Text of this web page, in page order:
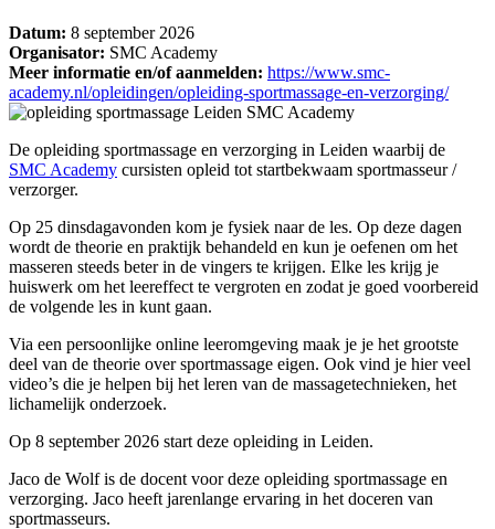
Datum: 8 september 2026
Organisator: SMC Academy
Meer informatie en/of aanmelden: https://www.smc-
academy.nl/opleidingen/opleiding-sportmassage-en-verzorging/
De opleiding sportmassage en verzorging in Leiden waarbij de
SMC Academy cursisten opleid tot startbekwaam sportmasseur /
verzorger.
Op 25 dinsdagavonden kom je fysiek naar de les. Op deze dagen
wordt de theorie en praktijk behandeld en kun je oefenen om het
masseren steeds beter in de vingers te krijgen. Elke les krijg je
huiswerk om het leereffect te vergroten en zodat je goed voorbereid
de volgende les in kunt gaan.
Via een persoonlijke online leeromgeving maak je je het grootste
deel van de theorie over sportmassage eigen. Ook vind je hier veel
video’s die je helpen bij het leren van de massagetechnieken, het
lichamelijk onderzoek.
Op 8 september 2026 start deze opleiding in Leiden.
Jaco de Wolf is de docent voor deze opleiding sportmassage en
verzorging. Jaco heeft jarenlange ervaring in het doceren van
sportmasseurs.